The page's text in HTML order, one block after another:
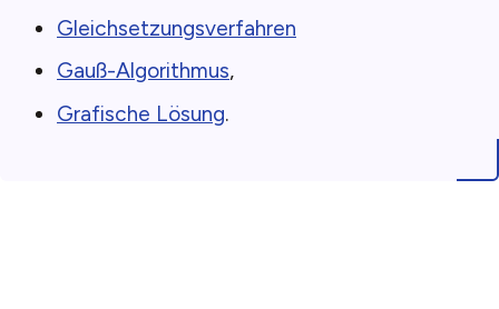
Gleichsetzungsverfahren
Gauß-Algorithmus,
Grafische Lösung.